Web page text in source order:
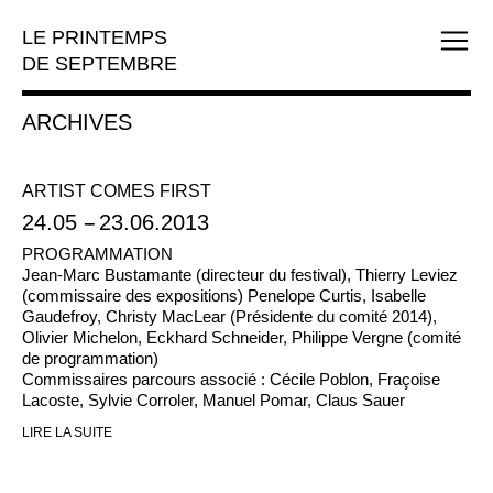
LE PRINTEMPS
DE SEPTEMBRE
ARCHIVES
ARTIST COMES FIRST
24.05 --23.06.2013
PROGRAMMATION
Jean-Marc Bustamante (directeur du festival), Thierry Leviez
(commissaire des expositions) Penelope Curtis, Isabelle
Gaudefroy, Christy MacLear (Présidente du comité 2014),
Olivier Michelon, Eckhard Schneider, Philippe Vergne (comité
de programmation)
Commissaires parcours associé : Cécile Poblon, Fraçoise
Lacoste, Sylvie Corroler, Manuel Pomar, Claus Sauer
Depuis sa création, Le Printemps de septembre a toujours eu
LIRE LA SUITE